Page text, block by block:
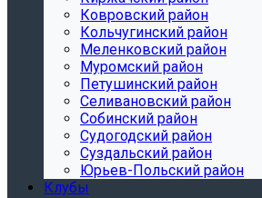
Ковровский район
Кольчугинский район
Меленковский район
Муромский район
Петушинский район
Селивановский район
Собинский район
Судогодский район
Суздальский район
Юрьев-Польский район
Клубы